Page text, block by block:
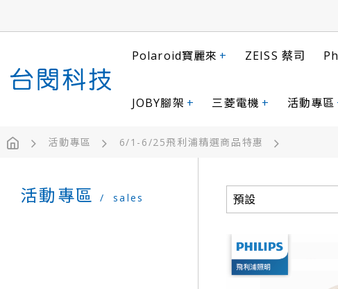
Polaroid寶麗來 + ZEISS 蔡司
JOBY腳架 + 三菱電機 + 活動專區
活動專區 6/1-6/25飛利浦精選商品特惠
活動專區 sales